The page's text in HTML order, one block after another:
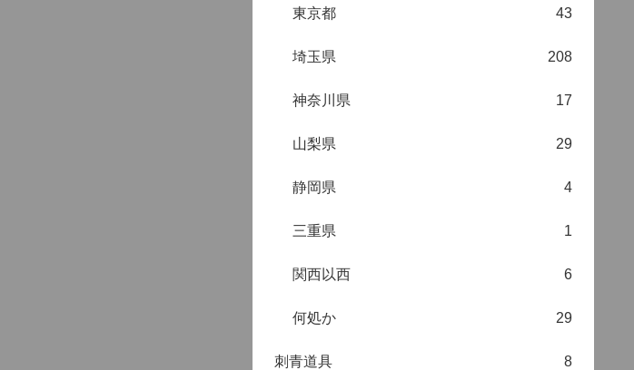
東京都 43
埼玉県 208
神奈川県 17
山梨県 29
静岡県 4
三重県 1
関西以西 6
何処か 29
刺青道具 8